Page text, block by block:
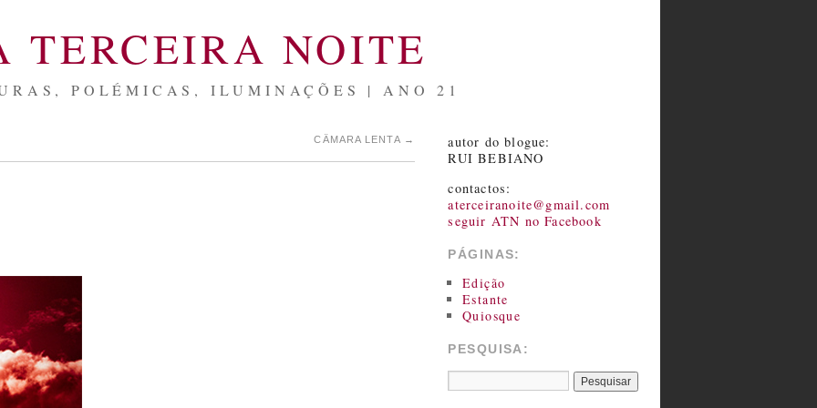
TERCEIRA NOITE
POLÉMICAS, ILUMINAÇÕES | ANO 21
CÂMARA LENTA →
autor do blogue:
RUI BEBIANO
contactos:
aterceiranoite@gmail.com
seguir ATN no Facebook
PÁGINAS:
Edição
Estante
Quiosque
PESQUISA: